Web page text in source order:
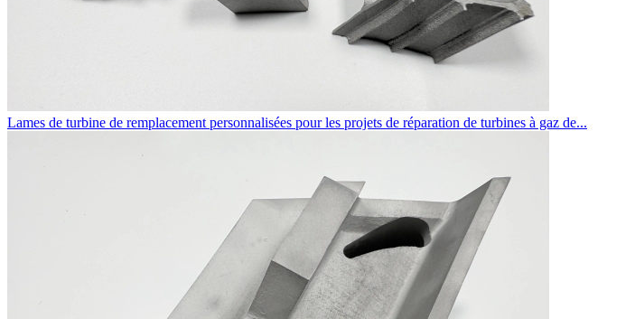
Lames de turbine de remplacement personnalisées pour les projets de réparation de turbines à gaz de...